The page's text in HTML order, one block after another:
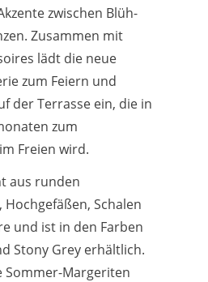
zwischen Blüh-
Zusammen mit
lädt die neue
zum Feiern und
der Terrasse ein, die in
zum
Freien wird.
aus runden
Hochgefäßen, Schalen
und ist in den Farben
Stony Grey erhältlich.
Sommer-Margeriten